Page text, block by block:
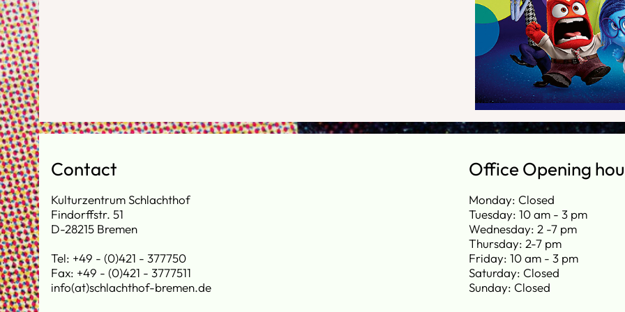
Contact
Kulturzentrum Schlachthof
Findorffstr. 51
D-28215 Bremen
Tel: +49 - (0)421 - 377750
Fax: +49 - (0)421 - 3777511
info(at)schlachthof-bremen.de
Office Opening
Monday: Closed
Tuesday: 10 am - 3 pm
Wednesday: 2 -7 pm
Thursday: 2-7 pm
Friday: 10 am - 3 pm
Saturday: Closed
Sunday: Closed